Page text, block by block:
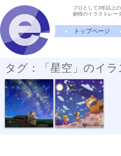
プロとして3年以上
納得のイラストレー
トップページ
タグ：「星空」のイラ
マキバ天文台 星を盗む魚